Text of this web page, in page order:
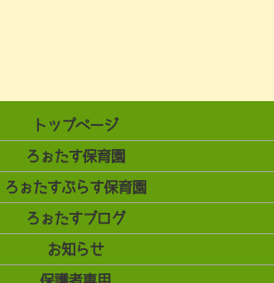
トップページ
ろぉたす保育園
ろぉたすぷらす保育園
ろぉたすブログ
お知らせ